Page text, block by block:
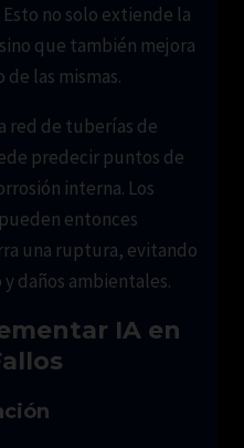
no solo extiende la
que también mejora
las mismas.
red de tuberías de
predecir puntos de
interna. Los
entonces
una ruptura, evitando
daños ambientales.
IA en